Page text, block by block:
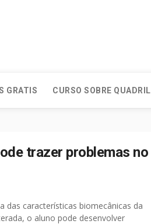
GRATIS CURSO SOBRE QUADRIL
trazer problemas no
das características biomecânicas da
o aluno pode desenvolver